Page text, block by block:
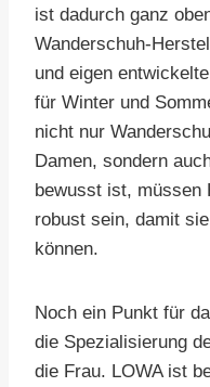
ist dadurch ganz
Wanderschuh-
und eigen
für Winter und
nicht nur
Damen, sondern
bewusst ist, müssen
robust sein, damit
können.
Noch ein Punkt für
die Spezialisierung
die Frau. LOWA ist